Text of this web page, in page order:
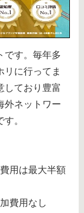
です。毎年多
リに行ってま
しており豊富
外ネットワー
。
用は最大半額
費用なし